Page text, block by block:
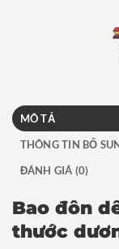
MÔ TẢ
THÔNG TIN BỔ
ĐÁNH GIÁ (0)
Bao đôn
thước